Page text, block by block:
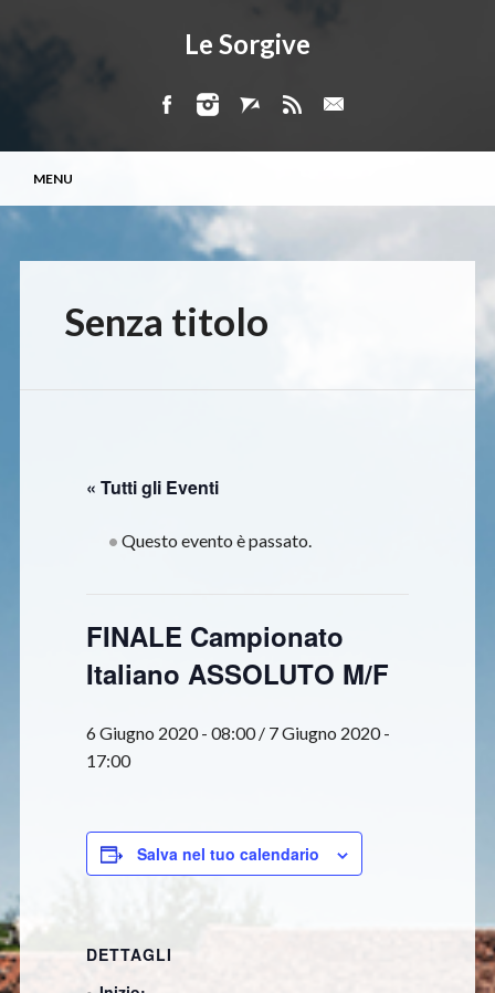
Le Sorgive
Menu principale
MENU
Senza titolo
« Tutti gli Eventi
Questo evento è passato.
FINALE Campionato
Italiano ASSOLUTO M/F
6 Giugno 2020 - 08:00/ 7 Giugno 2020 -
17:00
Salva nel tuo calendario
DETTAGLI